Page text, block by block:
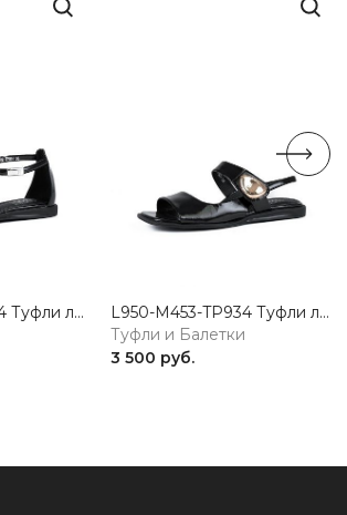
L950-M492-TP934 Туфли летние женские натуральная кожа черный 365
L950-M453-TP934 Туфли летние женские натуральная кожа черный 365
Туфли и Балетки
3 500 руб.